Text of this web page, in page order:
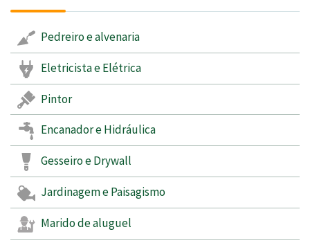
Pedreiro e alvenaria
Eletricista e Elétrica
Pintor
Encanador e Hidráulica
Gesseiro e Drywall
Jardinagem e Paisagismo
Marido de aluguel